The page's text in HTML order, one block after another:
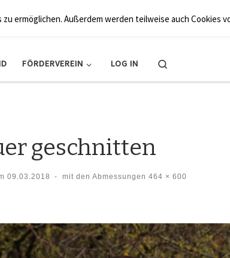
LogV
FÖRDERVEREIN LOG IN
geschnitten
09.03.2018 - mit den Abmessungen 464 × 600
ermöglichen. Außerdem werden teilweise auch Cookies